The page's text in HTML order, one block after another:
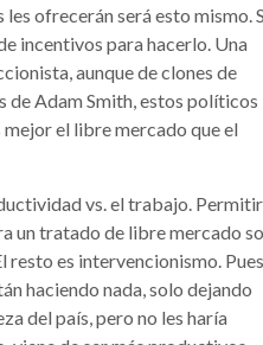
ofrecerán será esto mismo.
incentivos para hacerlo. Una
aunque de clones de
de Adam Smith, estos políticos
el libre mercado que el
vs. el trabajo.
un tratado de libre mercado
resto es intervencionismo. Pues
haciendo nada, solo dejando
del país, pero no les haría